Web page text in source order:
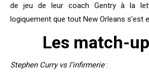
de jeu de leur coach Gentry à la
logiquement que tout New Orleans s’est
Les match-
Stephen Curry vs l’infirmerie: